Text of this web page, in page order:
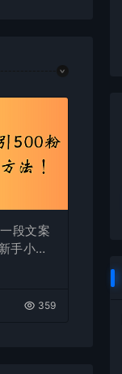
段文案
手小
359